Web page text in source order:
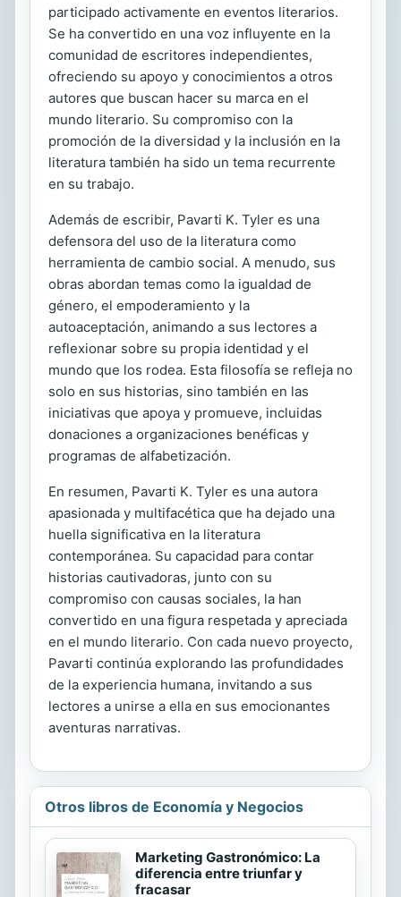
participado activamente en eventos literarios.
Se ha convertido en una voz influyente en la
comunidad de escritores independientes,
ofreciendo su apoyo y conocimientos a otros
autores que buscan hacer su marca en el
mundo literario. Su compromiso con la
promoción de la diversidad y la inclusión en la
literatura también ha sido un tema recurrente
en su trabajo.
Además de escribir, Pavarti K. Tyler es una
defensora del uso de la literatura como
herramienta de cambio social. A menudo, sus
obras abordan temas como la igualdad de
género, el empoderamiento y la
autoaceptación, animando a sus lectores a
reflexionar sobre su propia identidad y el
mundo que los rodea. Esta filosofía se refleja no
solo en sus historias, sino también en las
iniciativas que apoya y promueve, incluidas
donaciones a organizaciones benéficas y
programas de alfabetización.
En resumen, Pavarti K. Tyler es una autora
apasionada y multifacética que ha dejado una
huella significativa en la literatura
contemporánea. Su capacidad para contar
historias cautivadoras, junto con su
compromiso con causas sociales, la han
convertido en una figura respetada y apreciada
en el mundo literario. Con cada nuevo proyecto,
Pavarti continúa explorando las profundidades
de la experiencia humana, invitando a sus
lectores a unirse a ella en sus emocionantes
aventuras narrativas.
Otros libros de Economía y Negocios
Marketing Gastronómico: La
diferencia entre triunfar y
fracasar